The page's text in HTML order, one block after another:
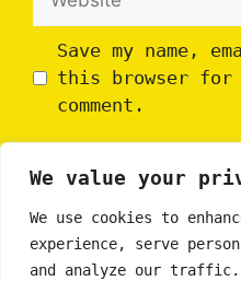
We value your
We use cookies to
experience, serve
and analyze our
Save my name,
this browser
comment.